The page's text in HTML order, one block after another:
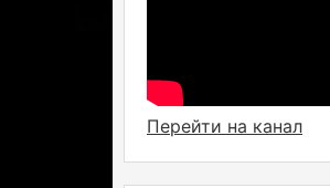
Перейти на канал